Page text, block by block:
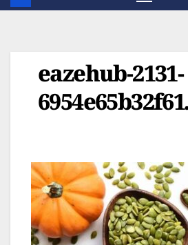
eazehub-2131-